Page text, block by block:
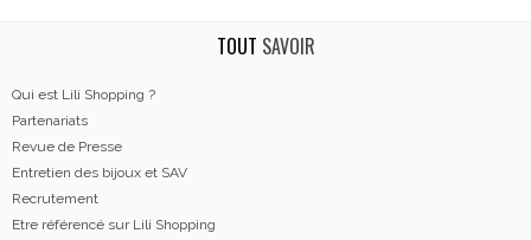
TOUT SAVOIR
Qui est Lili Shopping ?
Partenariats
Revue de Presse
Entretien des bijoux et SAV
Recrutement
Etre référencé sur Lili Shopping